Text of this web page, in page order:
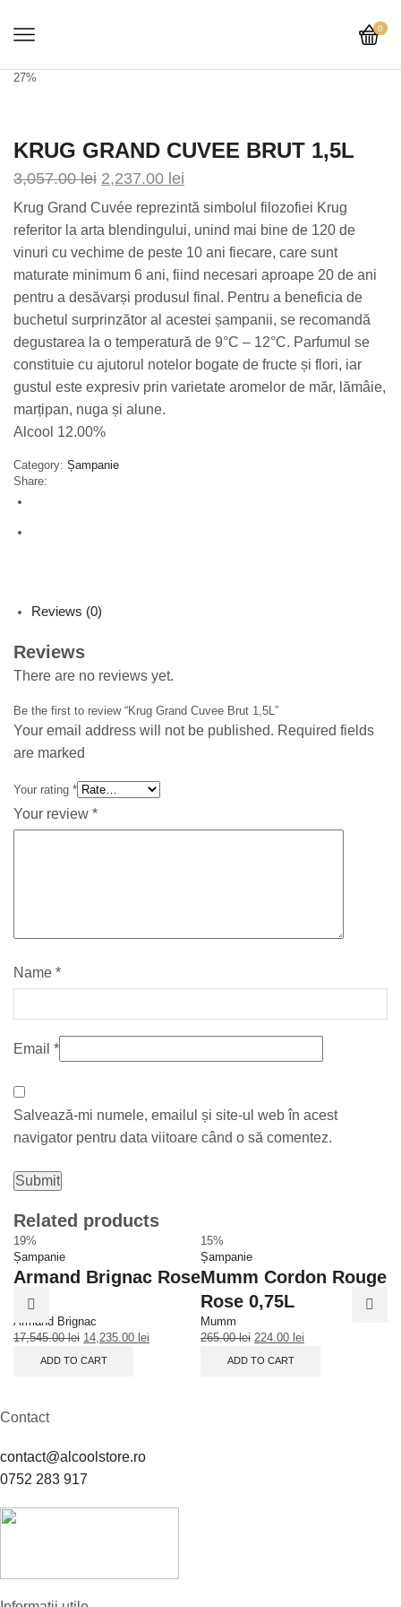
0
27%
KRUG GRAND CUVEE BRUT 1,5L
3,057.00lei 2,237.00 lei
Krug Grand Cuvée reprezintă simbolul filozofiei Krug
referitor la arta blendingului, unind mai bine de 120 de
vinuri cu vechime de peste 10 ani fiecare, care sunt
maturate minimum 6 ani, fiind necesari aproape 20 de ani
pentru a desăvarși produsul final. Pentru a beneficia de
buchetul surprinzător al acestei șampanii, se recomandă
degustarea la o temperatură de 9°C – 12°C. Parfumul se
constituie cu ajutorul notelor bogate de fructe și flori, iar
gustul este expresiv prin varietate aromelor de măr, lămâie,
marțipan, nuga și alune.
Alcool 12.00%
Category: Șampanie
Share:
Reviews (0)
Reviews
There are no reviews yet.
Be the first to review “Krug Grand Cuvee Brut 1,5L”
Your email address will not be published. Required fields
are marked
Your rating *
Your review *
Name *
Email *
Salvează-mi numele, emailul și site-ul web în acest
navigator pentru data viitoare când o să comentez.
Related products
19%
Șampanie
Armand Brignac Rose
3L
Armand Brignac
17,545.00lei 14,235.00 lei
ADD TO CART
15%
Șampanie
Mumm Cordon Rouge
Rose 0,75L
Mumm
265.00lei 224.00 lei
ADD TO CART
Contact
contact@alcoolstore.ro
0752 283 917